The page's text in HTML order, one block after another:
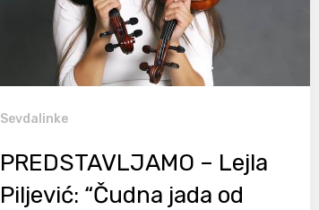
Sevdalinke
PREDSTAVLJAMO – Lejla
Piljević: “Čudna jada od